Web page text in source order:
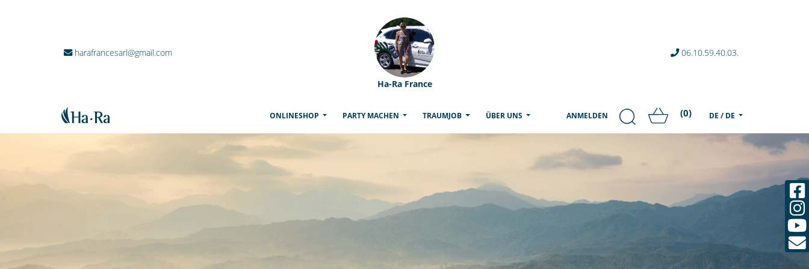
harafrancesarl@gmail.com
Ha-Ra France
06.10.59.40.03.
ONLINESHOP (CURRENT)PARTY MACHEN TRAUMJOB ÜBER UNS ANMELDEN (0) DE / DE